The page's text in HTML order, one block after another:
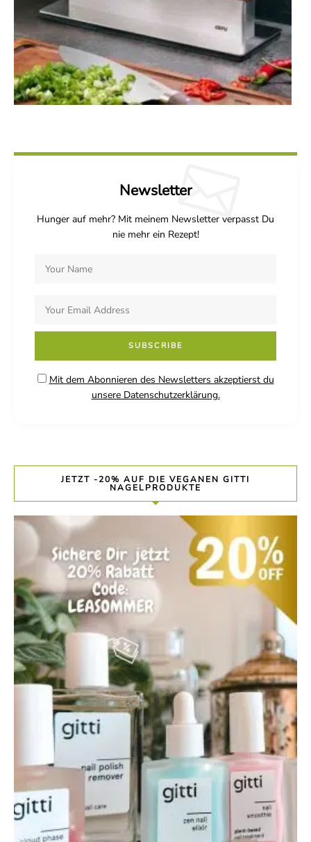
Newsletter
Hunger auf mehr? Mit meinem Newsletter verpasst Du
nie mehr ein Rezept!
Mit dem Abonnieren des Newsletters akzeptierst du
unsere Datenschutzerklärung.
JETZT -20% AUF DIE VEGANEN GITTI
NAGELPRODUKTE